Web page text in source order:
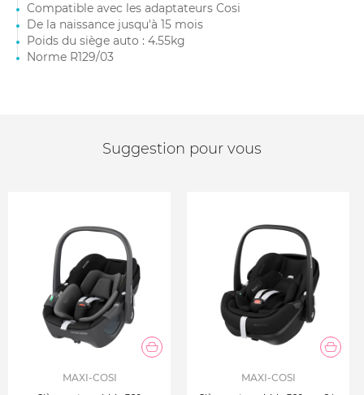
Compatible avec les adaptateurs Cosi
De la naissance jusqu'à 15 mois
Poids du siège auto : 4.55kg
Norme R129/03
Suggestion pour vous
MAXI-COSI MAXI-COSI